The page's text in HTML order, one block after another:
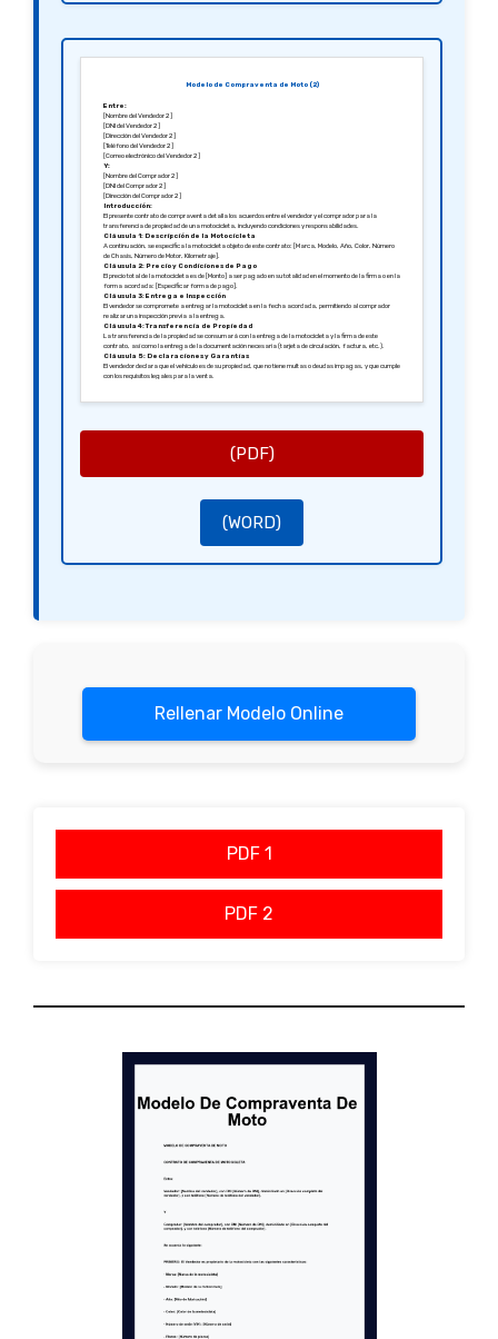
Modelo de Compraventa de Moto (2)
Entre:
[Nombre del Vendedor 2]
[DNI del Vendedor 2]
[Dirección del Vendedor 2]
[Teléfono del Vendedor 2]
[Correo electrónico del Vendedor 2]
Y:
[Nombre del Comprador 2]
[DNI del Comprador 2]
[Dirección del Comprador 2]
Introducción:
El presente contrato de compraventa detalla los acuerdos entre el vendedor y el comprador para la
transferencia de propiedad de una motocicleta, incluyendo condiciones y responsabilidades.
Cláusula 1: Descripción de la Motocicleta
A continuación, se especifica la motocicleta objeto de este contrato: [Marca, Modelo, Año, Color, Número
de Chasis, Número de Motor, Kilometraje].
Cláusula 2: Precio y Condiciones de Pago
El precio total de la motocicleta es de [Monto] a ser pagado en su totalidad en el momento de la firma o en la
forma acordada: [Especificar forma de pago].
Cláusula 3: Entrega e Inspección
El vendedor se compromete a entregar la motocicleta en la fecha acordada, permitiendo al comprador
realizar una inspección previa a la entrega.
Cláusula 4: Transferencia de Propiedad
La transferencia de la propiedad se consumará con la entrega de la motocicleta y la firma de este
contrato, así como la entrega de la documentación necesaria (tarjeta de circulación, factura, etc.).
Cláusula 5: Declaraciones y Garantías
El vendedor declara que el vehículo es de su propiedad, que no tiene multas o deudas impagas, y que cumple
con los requisitos legales para la venta.
(PDF)
(WORD)
Rellenar Modelo Online
PDF 1
PDF 2